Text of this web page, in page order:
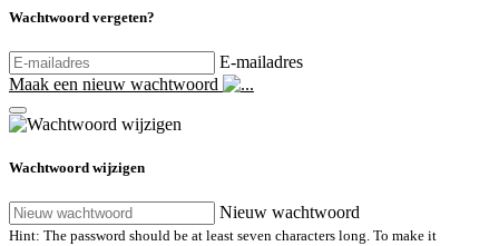
Wachtwoord vergeten?
E-mailadres
Maak een nieuw wachtwoord
Wachtwoord wijzigen
Nieuw wachtwoord
Hint: The password should be at least seven characters long. To make it